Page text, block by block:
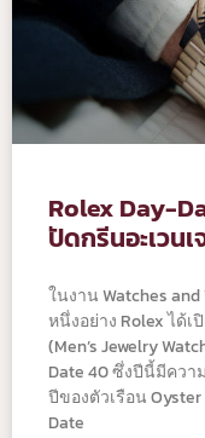
Rolex Day-
ปัดกรีนอะเวนเ
ในงาน Watches
หนึ่งอย่าง Rolex ได้
(Men’s Jewelry
Date 40 ซึ่งปีนี้มีควา
ปีของตัวเรือน
Date